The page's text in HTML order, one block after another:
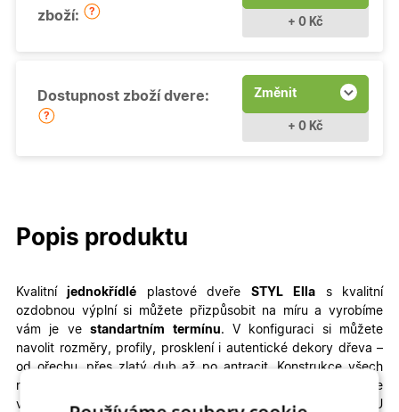
zboží:
+ 0 Kč
Dostupnost zboží dvere: Změnit
+ 0 Kč
Popis produktu
Kvalitníjednokřídlé plastové dveře STYL Ella s kvalitní
ozdobnou výplní si můžete přizpůsobit na míru a vyrobíme
vám je vestandartním termínu. V konfiguraci si můžete
navolit rozměry, profily, prosklení i autentické dekory dřeva –
od ořechu, přes zlatý dub až po antracit. Konstrukce všech
našich hlavních i vedlejších venkovních plastových dveří je
velmi odolná a zajistí vašemu domovu teplo, klid a bezpečí. U